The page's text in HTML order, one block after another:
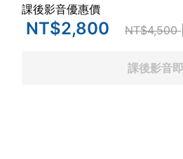
課後影音優惠價
NT$2,800 NT$4,500
課後影音